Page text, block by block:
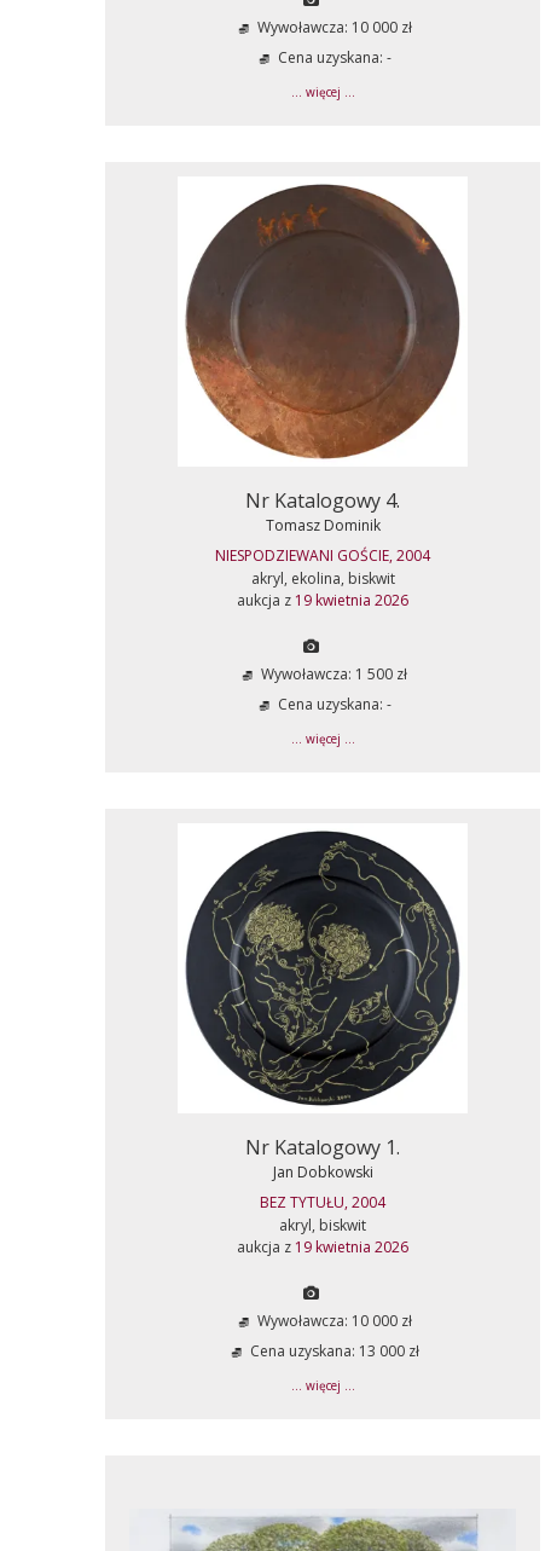
Wywoławcza: 10 000 zł
Cena uzyskana: -
... więcej ...
Nr Katalogowy 4.
Tomasz Dominik
NIESPODZIEWANI GOŚCIE, 2004
akryl, ekolina, biskwit
aukcja z 19 kwietnia 2026
Wywoławcza: 1 500 zł
Cena uzyskana: -
... więcej ...
Nr Katalogowy 1.
Jan Dobkowski
BEZ TYTUŁU, 2004
akryl, biskwit
aukcja z 19 kwietnia 2026
Wywoławcza: 10 000 zł
Cena uzyskana: 13 000 zł
... więcej ...